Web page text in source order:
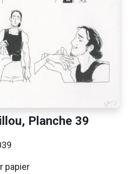
Planche 39
papier